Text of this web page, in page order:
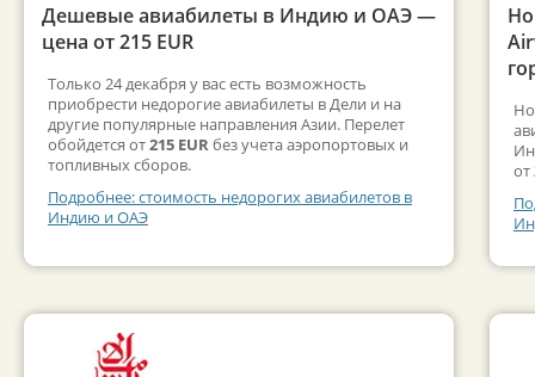
Дешевые авиабилеты в Индию и ОАЭ —
цена от 215 EUR
Только 24 декабря у вас есть возможность
приобрести недорогие авиабилеты в Дели и на
другие популярные направления Азии. Перелет
обойдется от215 EURбез учета аэропортовых и
топливных сборов.
Подробнее: стоимость недорогих авиабилетов в
Индию и ОАЭ
от